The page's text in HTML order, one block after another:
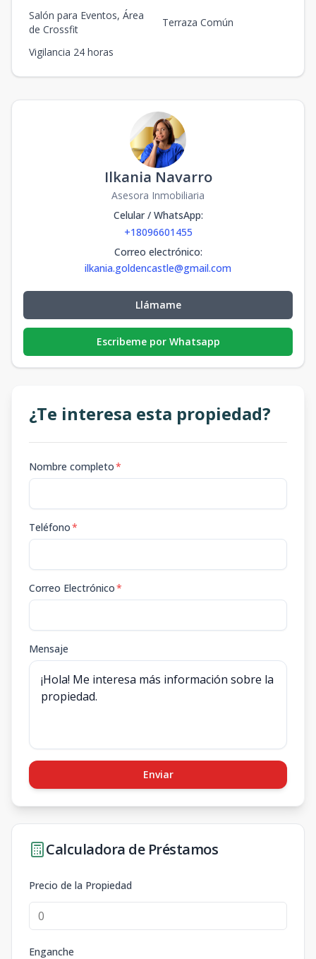
Salón para Eventos, Área
de Crossfit
Terraza Común
Vigilancia 24 horas
Ilkania Navarro
Asesora Inmobiliaria
Celular / WhatsApp:
+18096601455
Correo electrónico:
ilkania.goldencastle@gmail.com
Llámame
Escribeme por Whatsapp
¿Te interesa esta propiedad?
Nombre completo*
Teléfono*
Correo Electrónico*
Mensaje
Enviar
Calculadora de Préstamos
Precio de la Propiedad
Enganche